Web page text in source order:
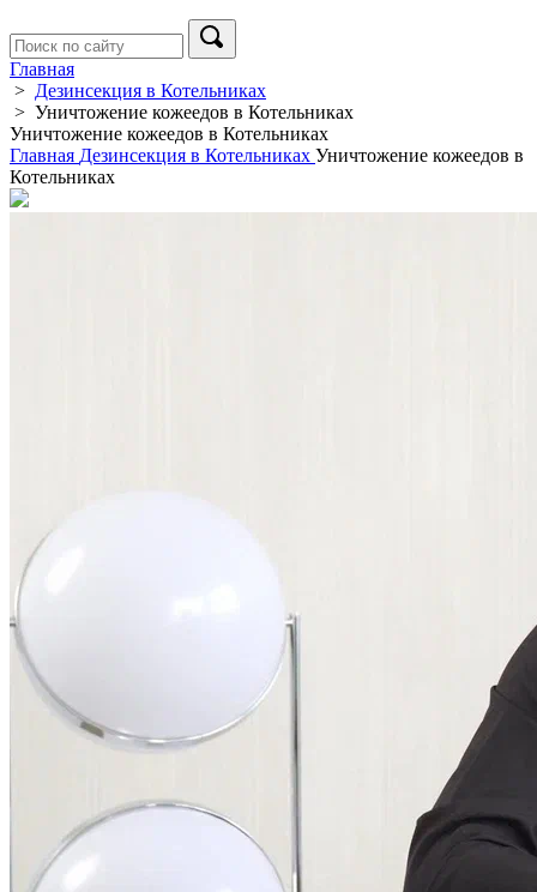
Главная
> Дезинсекция в Котельниках
> Уничтожение кожеедов в Котельниках
Уничтожение кожеедов в Котельниках
Главная Дезинсекция в Котельниках Уничтожение кожеедов в
Котельниках